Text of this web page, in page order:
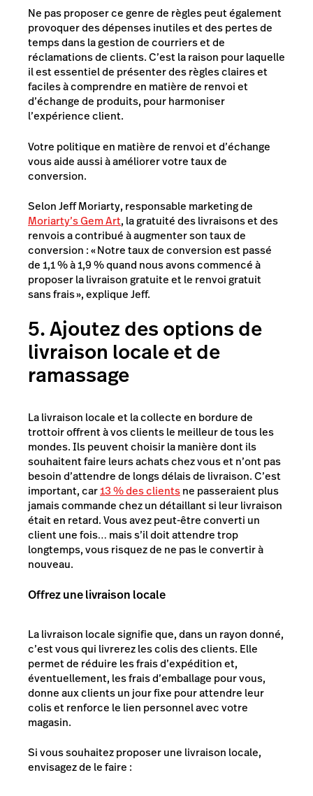
Ne pas proposer ce genre de règles peut également
provoquer des dépenses inutiles et des pertes de
temps dans la gestion de courriers et de
réclamations de clients. C’est la raison pour laquelle
il est essentiel de présenter des règles claires et
faciles à comprendre en matière de renvoi et
d’échange de produits, pour harmoniser
l’expérience client.
Votre politique en matière de renvoi et d’échange
vous aide aussi à améliorer votre taux de
conversion.
Selon Jeff Moriarty, responsable marketing de
Moriarty’s Gem Art, la gratuité des livraisons et des
renvois a contribué à augmenter son taux de
conversion : « Notre taux de conversion est passé
de 1,1 % à 1,9 % quand nous avons commencé à
proposer la livraison gratuite et le renvoi gratuit
sans frais », explique Jeff.
5. Ajoutez des options de
livraison locale et de
ramassage
La livraison locale et la collecte en bordure de
trottoir offrent à vos clients le meilleur de tous les
mondes. Ils peuvent choisir la manière dont ils
souhaitent faire leurs achats chez vous et n’ont pas
besoin d’attendre de longs délais de livraison. C’est
important, car13 % des clientsne passeraient plus
jamais commande chez un détaillant si leur livraison
était en retard. Vous avez peut-être converti un
client une fois… mais s’il doit attendre trop
longtemps, vous risquez de ne pas le convertir à
nouveau.
Offrez une livraison locale
La livraison locale signifie que, dans un rayon donné,
c’est vous qui livrerez les colis des clients. Elle
permet de réduire les frais d’expédition et,
éventuellement, les frais d’emballage pour vous,
donne aux clients un jour fixe pour attendre leur
colis et renforce le lien personnel avec votre
magasin.
Si vous souhaitez proposer une livraison locale,
envisagez de le faire :